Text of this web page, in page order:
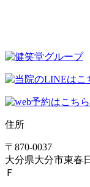
住所
〒870-0037
大分県大分市東春
Ｆ